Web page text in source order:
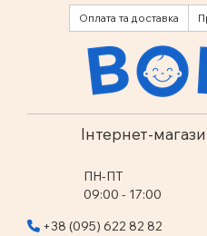
Оплата та доставка
Інтернет-
ПН-ПТ
09:00 - 17:00
+38 (095) 622 82 82